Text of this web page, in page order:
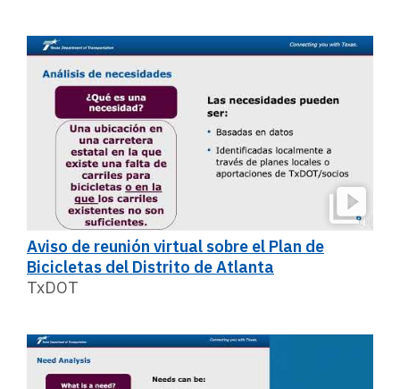
Aviso de reunión virtual sobre el Plan de
Bicicletas del Distrito de Atlanta
TxDOT